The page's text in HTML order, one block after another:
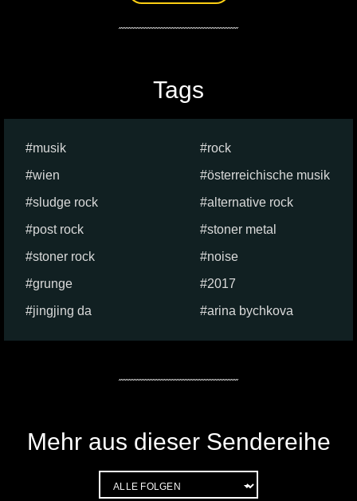
Tags
musik
rock
wien
österreichische musik
sludge rock
alternative rock
post rock
stoner metal
stoner rock
noise
grunge
2017
jingjing da
arina bychkova
Mehr aus dieser Sendereihe